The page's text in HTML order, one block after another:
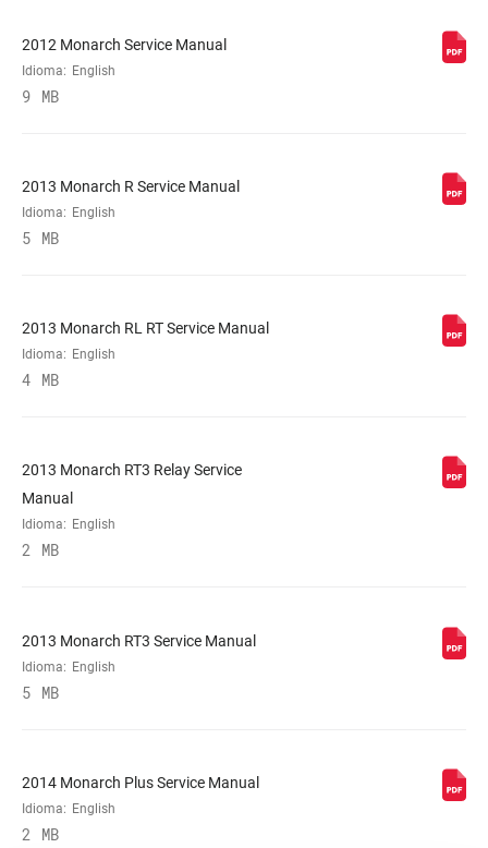
2012 Monarch Service Manual
Idioma: English
9 MB
2013 Monarch R Service Manual
Idioma: English
5 MB
2013 Monarch RL RT Service Manual
Idioma: English
4 MB
2013 Monarch RT3 Relay Service
Manual
Idioma: English
2 MB
2013 Monarch RT3 Service Manual
Idioma: English
5 MB
2014 Monarch Plus Service Manual
Idioma: English
2 MB